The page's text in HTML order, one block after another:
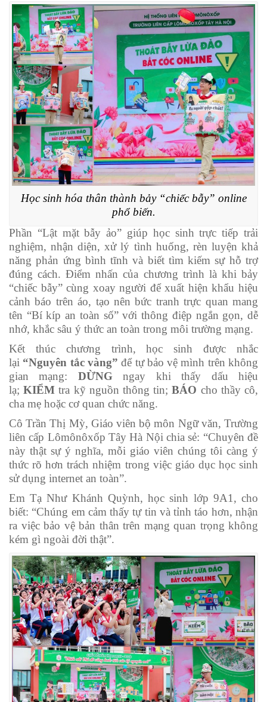
Học sinh hóa thân thành bảy “chiếc bẫy” online
phổ biến.
Phần “Lật mặt bẫy ảo” giúp học sinh trực tiếp trải
nghiệm, nhận diện, xử lý tình huống, rèn luyện khả
năng phản ứng bình tĩnh và biết tìm kiếm sự hỗ trợ
đúng cách. Điểm nhấn của chương trình là khi bảy
“chiếc bẫy” cùng xoay người để xuất hiện khẩu hiệu
cảnh báo trên áo, tạo nên bức tranh trực quan mang
tên “Bí kíp an toàn số” với thông điệp ngắn gọn, dễ
nhớ, khắc sâu ý thức an toàn trong môi trường mạng.
Kết thúc chương trình, học sinh được nhắc
lại “Nguyên tắc vàng” để tự bảo vệ mình trên không
gian mạng: DỪNGngay khi thấy dấu hiệu
lạ;KIỂMtra kỹ nguồn thông tin;BÁO cho thầy cô,
cha mẹ hoặc cơ quan chức năng.
Cô Trần Thị Mỳ, Giáo viên bộ môn Ngữ văn, Trường
liên cấp Lômônôxốp Tây Hà Nội chia sẻ: “Chuyên đề
này thật sự ý nghĩa, mỗi giáo viên chúng tôi càng ý
thức rõ hơn trách nhiệm trong việc giáo dục học sinh
sử dụng internet an toàn”.
Em Tạ Như Khánh Quỳnh, học sinh lớp 9A1, cho
biết: “Chúng em cảm thấy tự tin và tỉnh táo hơn, nhận
ra việc bảo vệ bản thân trên mạng quan trọng không
kém gì ngoài đời thật”.